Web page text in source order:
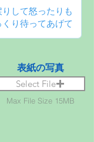
表紙の写真
Select File
Max File Size 15MB